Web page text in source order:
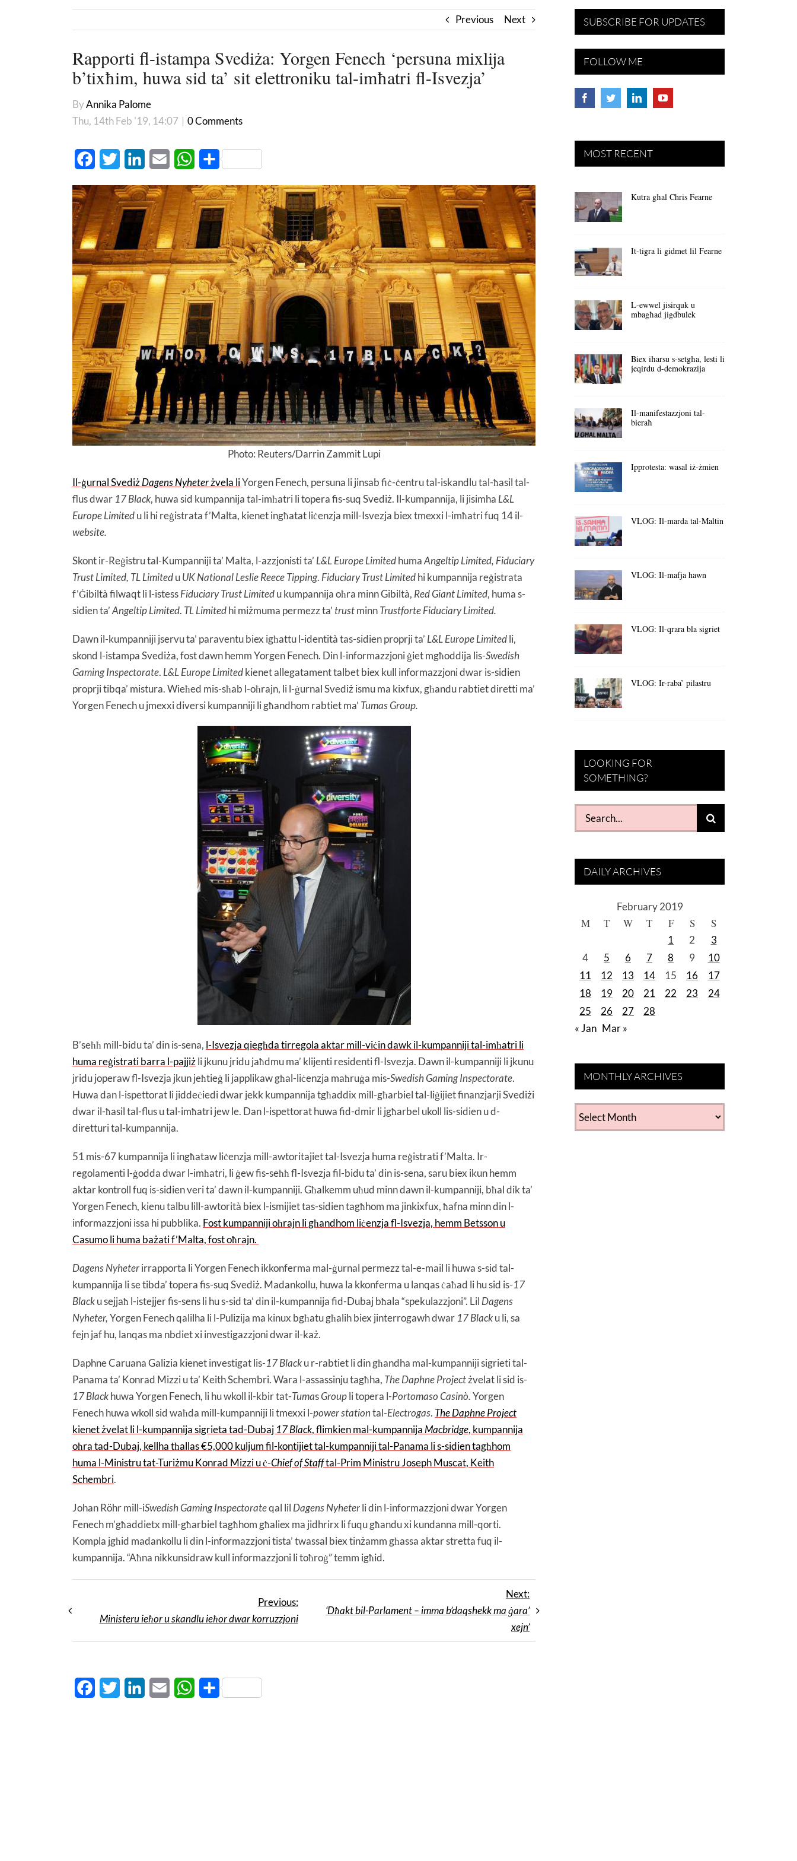
Previous Next
Rapporti fl-istampa Svediża: Yorgen Fenech ‘persuna mixlija
b’tixħim, huwa sid ta’ sit elettroniku tal-imħatri fl-Isvezja’
ByAnnika Palome
Thu, 14th Feb '19, 14:07 | 0 Comments
FacebookTwitter LinkedInEmail WhatsApp
Share
Photo: Reuters/Darrin Zammit Lupi
Il-ġurnal SvediżDagens Nyheterżvela liYorgen Fenech, persuna li jinsab fiċ-ċentru tal-iskandlu tal-ħasil tal-
flus dwar 17 Black, huwa sid kumpannija tal-imħatri li topera fis-suq Svediż. Il-kumpannija, li jisimha L&L
Europe Limitedu li hi reġistrata f’Malta, kienet ingħatat liċenzja mill-Isvezja biex tmexxi l-imħatri fuq 14 il-
website.
Skont ir-Reġistru tal-Kumpanniji ta’ Malta, l-azzjonisti ta’ L&L Europe LimitedhumaAngeltip Limited, Fiduciary
Trust Limited, TL LimiteduUK National Leslie Reece Tipping. Fiduciary Trust Limitedhi kumpannija reġistrata
f’Ġibiltà filwaqt li l-istessFiduciary Trust Limitedu kumpannija oħra minn Gibiltà, Red Giant Limited, huma s-
sidien ta’Angeltip Limited. TL Limitedhi miżmuma permezz ta’ trustminnTrustforte Fiduciary Limited.
Dawn il-kumpanniji jservu ta’ paraventu biex igħattu l-identità tas-sidien proprji ta’ L&L Europe Limitedli,
skond l-istampa Svediża, fost dawn hemm Yorgen Fenech. Din l-informazzjoni ġiet mgħoddija lis-Swedish
Gaming Inspectorate. L&L Europe Limitedkienet allegatament talbet biex kull informazzjoni dwar is-sidien
proprji tibqa’ mistura. Wieħed mis-sħab l-oħrajn, li l-ġurnal Svediż ismu ma kixfux, għandu rabtiet diretti ma’
Yorgen Fenech u jmexxi diversi kumpanniji li għandhom rabtiet ma’ Tumas Group.
B’seħħ mill-bidu ta’ din is-sena, l-Isvezja qiegħda tirregola aktar mill-viċin dawk il-kumpanniji tal-imħatri li
huma reġistrati barra l-pajjiżli jkunu jridu jaħdmu ma’ klijenti residenti fl-Isvezja. Dawn il-kumpanniji li jkunu
jridu joperaw fl-Isvezja jkun jeħtieġ li japplikaw għal-liċenzja maħruġa mis-Swedish Gaming Inspectorate.
Huwa dan l-ispettorat li jiddeċiedi dwar jekk kumpannija tgħaddix mill-għarbiel tal-liġijiet finanzjarji Svediżi
dwar il-ħasil tal-flus u tal-imħatri jew le. Dan l-ispettorat huwa fid-dmir li jgħarbel ukoll lis-sidien u d-
diretturi tal-kumpannija.
51 mis-67 kumpannija li ingħataw liċenzja mill-awtoritajiet tal-Isvezja huma reġistrati f’Malta. Ir-
regolamenti l-ġodda dwar l-imħatri, li ġew fis-seħħ fl-Isvezja fil-bidu ta’ din is-sena, saru biex ikun hemm
aktar kontroll fuq is-sidien veri ta’ dawn il-kumpanniji. Għalkemm uħud minn dawn il-kumpanniji, bħal dik ta’
Yorgen Fenech, kienu talbu lill-awtorità biex l-ismijiet tas-sidien tagħhom ma jinkixfux, ħafna minn din l-
informazzjoni issa hi pubblika. Fost kumpanniji oħrajn li għandhom liċenzja fl-Isvezja, hemm Betsson u
Casumo li huma bażati f’Malta, fost oħrajn.
Dagens Nyheterirrapporta li Yorgen Fenech ikkonferma mal-ġurnal permezz tal-e-mail li huwa s-sid tal-
kumpannija li se tibda’ topera fis-suq Svediż. Madankollu, huwa la kkonferma u lanqas ċaħad li hu sid is-17
Blacku sejjaħ l-istejjer fis-sens li hu s-sid ta’ din il-kumpannija fid-Dubaj bħala “spekulazzjoni”. Lil Dagens
Nyheter,Yorgen Fenech qalilha li l-Pulizija ma kinux bgħatu għalih biex jinterrogawh dwar 17 Blacku li, sa
fejn jaf hu, lanqas ma nbdiet xi investigazzjoni dwar il-każ.
Daphne Caruana Galizia kienet investigat lis-17 Blacku r-rabtiet li din għandha mal-kumpanniji sigrieti tal-
Panama ta’ Konrad Mizzi u ta’ Keith Schembri. Wara l-assassinju tagħha, The Daphne Projectżvelat li sid is-
17 Blackhuwa Yorgen Fenech, li hu wkoll il-kbir tat-TumasGroupli topera l-Portomaso Casinò.Yorgen
Fenech huwa wkoll sid waħda mill-kumpanniji li tmexxi l-power stationtal-Electrogas. TheDaphne Project
kienet żvelat li l-kumpannija sigrieta tad-Dubaj 17 Black, flimkien mal-kumpannijaMacbridge, kumpannija
oħra tad-Dubaj, kellha tħallas €5,000 kuljum fil-kontijiet tal-kumpanniji tal-Panama li s-sidien tagħhom
huma l-Ministru tat-Turiżmu Konrad Mizzi u ċ-Chief of Stafftal-Prim Ministru Joseph Muscat, Keith
Schembri.
Johan Röhr mill-iSwedish Gaming Inspectorateqal lil Dagens Nyheterli din l-informazzjoni dwar Yorgen
Fenech m’għaddietx mill-għarbiel tagħhom għaliex ma jidhrirx li fuqu għandu xi kundanna mill-qorti.
Kompla jgħid madankollu li din l-informazzjoni tista’ twassal biex tinżamm għassa aktar stretta fuq il-
kumpannija. “Aħna nikkunsidraw kull informazzjoni li toħroġ” temm igħid.
Previous:
Ministeru ieħor u skandlu ieħor dwar korruzzjoni
Next:
‘Dħakt bil-Parlament – imma b’daqshekk ma ġara’
xejn’
FacebookTwitter LinkedInEmail WhatsApp
Share
SUBSCRIBE FOR UPDATES
FOLLOW ME
MOST RECENT
Kutra għal Chris Fearne
It-tigra li gidmet lil Fearne
L-ewwel jisirquk u
mbagħad jigdbulek
Biex iħarsu s-setgħa, lesti li
jeqirdu d-demokrazija
Il-manifestazzjoni tal-
bieraħ
Ipprotesta: wasal iż-żmien
VLOG: Il-marda tal-Maltin
VLOG: Il-mafja hawn
VLOG: Il-qrara bla sigriet
VLOG: Ir-raba’ pilastru
LOOKING FOR
SOMETHING?
Search
for:
DAILY ARCHIVES
February 2019
M T W T F S S
1 2
3
4
5 6 7 8 9
10
11
12 13 14 15 16
17
18
19 20 21 22 23
24
25
26 27
28
« Jan Mar »
MONTHLY ARCHIVES
MONTHLY
ARCHIVES